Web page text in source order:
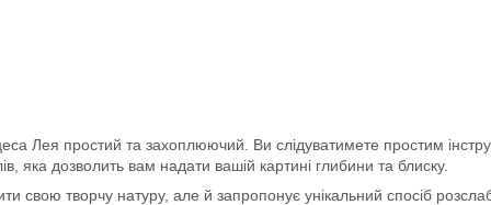
Лея простий та захоплюючий. Ви слідуватимете простим
яка дозволить вам надати вашій картині глибини та блиску.
творчу натуру, але й запропонує унікальний спосіб